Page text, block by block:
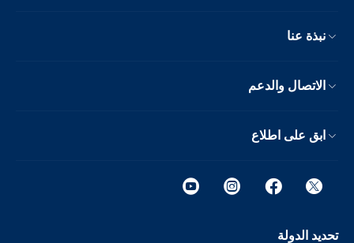
نبذة عنا
الاتصال والدعم
ابق على اطلاع
تحديد الدولة